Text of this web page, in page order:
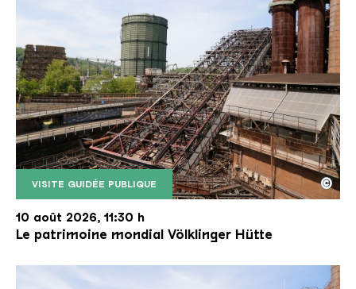
VISITE GUIDÉE PUBLIQUE
Le monte-charge incliné de la Völklinger Hütte
Copyright: Weltkulturerbe Völklinger Hütte | Karl
©
10 août 2026, 11:30 h
Le patrimoine mondial Völklinger Hütte